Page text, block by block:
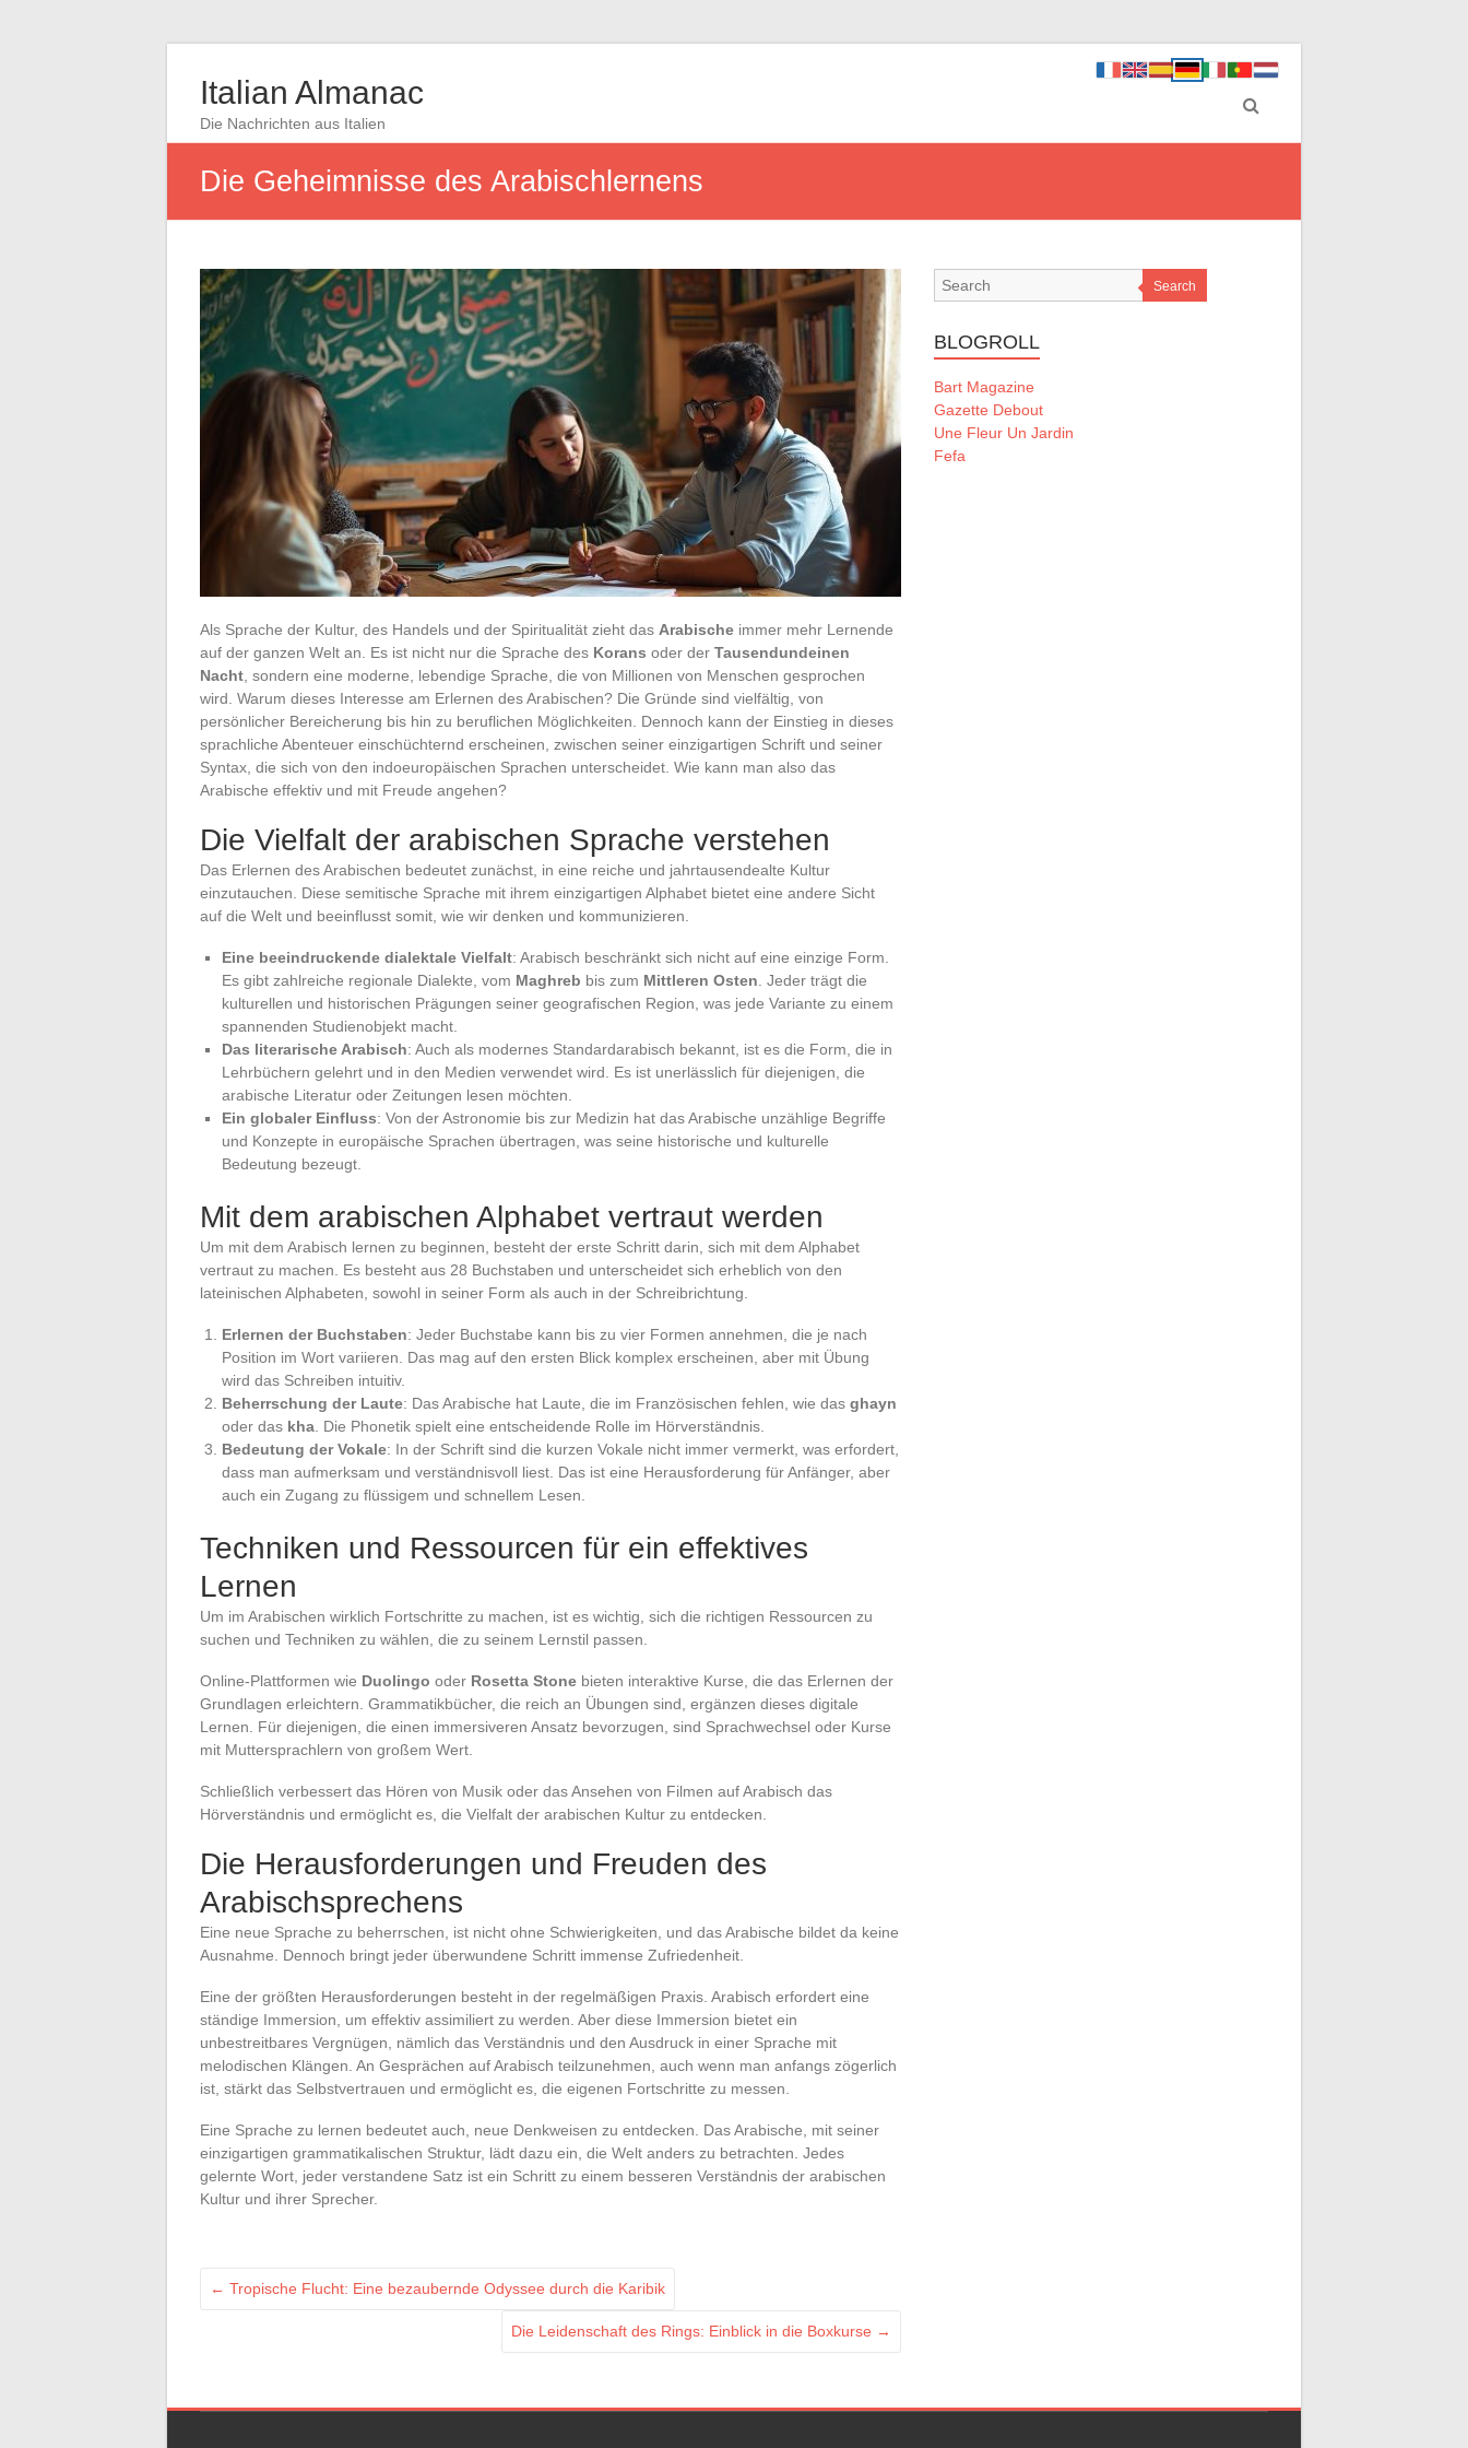
Italian Almanac
Die Nachrichten aus Italien
Die Geheimnisse des Arabischlernens
Als Sprache der Kultur, des Handels und der Spiritualität zieht das Arabische immer mehr Lernende
auf der ganzen Welt an. Es ist nicht nur die Sprache des Korans oder der Tausendundeinen
Nacht , sondern eine moderne, lebendige Sprache, die von Millionen von Menschen gesprochen
wird. Warum dieses Interesse am Erlernen des Arabischen? Die Gründe sind vielfältig, von
persönlicher Bereicherung bis hin zu beruflichen Möglichkeiten. Dennoch kann der Einstieg in dieses
sprachliche Abenteuer einschüchternd erscheinen, zwischen seiner einzigartigen Schrift und seiner
Syntax, die sich von den indoeuropäischen Sprachen unterscheidet. Wie kann man also das
Arabische effektiv und mit Freude angehen?
Die Vielfalt der arabischen Sprache verstehen
Das Erlernen des Arabischen bedeutet zunächst, in eine reiche und jahrtausendealte Kultur
einzutauchen. Diese semitische Sprache mit ihrem einzigartigen Alphabet bietet eine andere Sicht
auf die Welt und beeinflusst somit, wie wir denken und kommunizieren.
Eine beeindruckende dialektale Vielfalt: Arabisch beschränkt sich nicht auf eine einzige Form.
Es gibt zahlreiche regionale Dialekte, vom Maghreb bis zum Mittleren Osten . Jeder trägt die
kulturellen und historischen Prägungen seiner geografischen Region, was jede Variante zu einem
spannenden Studienobjekt macht.
Das literarische Arabisch: Auch als modernes Standardarabisch bekannt, ist es die Form, die in
Lehrbüchern gelehrt und in den Medien verwendet wird. Es ist unerlässlich für diejenigen, die
arabische Literatur oder Zeitungen lesen möchten.
Ein globaler Einfluss: Von der Astronomie bis zur Medizin hat das Arabische unzählige Begriffe
und Konzepte in europäische Sprachen übertragen, was seine historische und kulturelle
Bedeutung bezeugt.
Mit dem arabischen Alphabet vertraut werden
Um mit dem Arabisch lernen zu beginnen, besteht der erste Schritt darin, sich mit dem Alphabet
vertraut zu machen. Es besteht aus 28 Buchstaben und unterscheidet sich erheblich von den
lateinischen Alphabeten, sowohl in seiner Form als auch in der Schreibrichtung.
Erlernen der Buchstaben: Jeder Buchstabe kann bis zu vier Formen annehmen, die je nach
Position im Wort variieren. Das mag auf den ersten Blick komplex erscheinen, aber mit Übung
wird das Schreiben intuitiv.
Beherrschung der Laute: Das Arabische hat Laute, die im Französischen fehlen, wie das ghayn
oder das kha . Die Phonetik spielt eine entscheidende Rolle im Hörverständnis.
Bedeutung der Vokale: In der Schrift sind die kurzen Vokale nicht immer vermerkt, was erfordert,
dass man aufmerksam und verständnisvoll liest. Das ist eine Herausforderung für Anfänger, aber
auch ein Zugang zu flüssigem und schnellem Lesen.
Techniken und Ressourcen für ein effektives
Lernen
Um im Arabischen wirklich Fortschritte zu machen, ist es wichtig, sich die richtigen Ressourcen zu
suchen und Techniken zu wählen, die zu seinem Lernstil passen.
Online-Plattformen wie Duolingo oder Rosetta Stone bieten interaktive Kurse, die das Erlernen der
Grundlagen erleichtern. Grammatikbücher, die reich an Übungen sind, ergänzen dieses digitale
Lernen. Für diejenigen, die einen immersiveren Ansatz bevorzugen, sind Sprachwechsel oder Kurse
mit Muttersprachlern von großem Wert.
Schließlich verbessert das Hören von Musik oder das Ansehen von Filmen auf Arabisch das
Hörverständnis und ermöglicht es, die Vielfalt der arabischen Kultur zu entdecken.
Die Herausforderungen und Freuden des
Arabischsprechens
Eine neue Sprache zu beherrschen, ist nicht ohne Schwierigkeiten, und das Arabische bildet da keine
Ausnahme. Dennoch bringt jeder überwundene Schritt immense Zufriedenheit.
Eine der größten Herausforderungen besteht in der regelmäßigen Praxis. Arabisch erfordert eine
ständige Immersion, um effektiv assimiliert zu werden. Aber diese Immersion bietet ein
unbestreitbares Vergnügen, nämlich das Verständnis und den Ausdruck in einer Sprache mit
melodischen Klängen. An Gesprächen auf Arabisch teilzunehmen, auch wenn man anfangs zögerlich
ist, stärkt das Selbstvertrauen und ermöglicht es, die eigenen Fortschritte zu messen.
Eine Sprache zu lernen bedeutet auch, neue Denkweisen zu entdecken. Das Arabische, mit seiner
einzigartigen grammatikalischen Struktur, lädt dazu ein, die Welt anders zu betrachten. Jedes
gelernte Wort, jeder verstandene Satz ist ein Schritt zu einem besseren Verständnis der arabischen
Kultur und ihrer Sprecher.
← Tropische Flucht: Eine bezaubernde Odyssee durch die Karibik
Die Leidenschaft des Rings: Einblick in die Boxkurse →
Search
BLOGROLL
Bart Magazine
Gazette Debout
Une Fleur Un Jardin
Fefa